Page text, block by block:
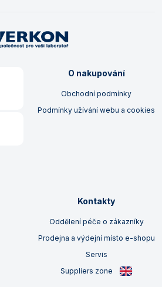
O nakupování
Obchodní podmínky
Podmínky užívání webu a cookies
Kontakty
Oddělení péče o zákazníky
Prodejna a výdejní místo e-shopu
Servis
Suppliers zone